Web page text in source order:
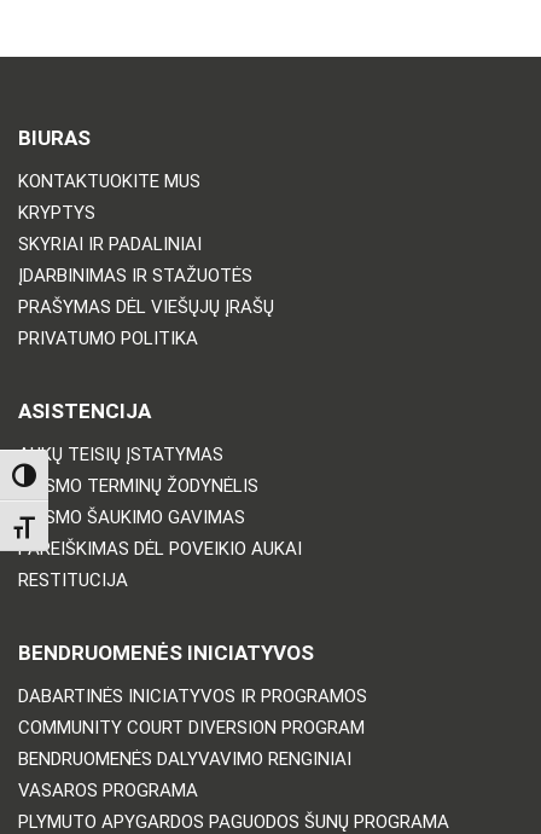
TOGGLE HIGH CONTRAST
TOGGLE FONT SIZE
BIURAS
KONTAKTUOKITE MUS
KRYPTYS
SKYRIAI IR PADALINIAI
ĮDARBINIMAS IR STAŽUOTĖS
PRAŠYMAS DĖL VIEŠŲJŲ ĮRAŠŲ
PRIVATUMO POLITIKA
ASISTENCIJA
AUKŲ TEISIŲ ĮSTATYMAS
TEISMO TERMINŲ ŽODYNĖLIS
TEISMO ŠAUKIMO GAVIMAS
PAREIŠKIMAS DĖL POVEIKIO AUKAI
RESTITUCIJA
BENDRUOMENĖS INICIATYVOS
DABARTINĖS INICIATYVOS IR PROGRAMOS
COMMUNITY COURT DIVERSION PROGRAM
BENDRUOMENĖS DALYVAVIMO RENGINIAI
VASAROS PROGRAMA
PLYMUTO APYGARDOS PAGUODOS ŠUNŲ PROGRAMA